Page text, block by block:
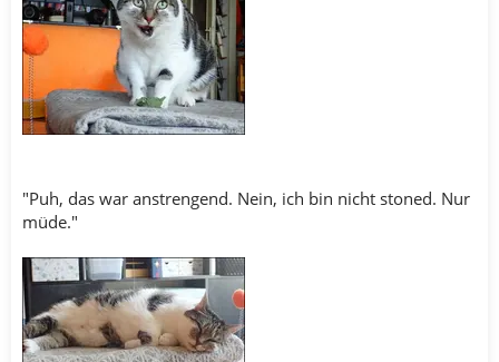
"Puh, das war anstrengend. Nein, ich bin nicht stoned. Nur
müde."